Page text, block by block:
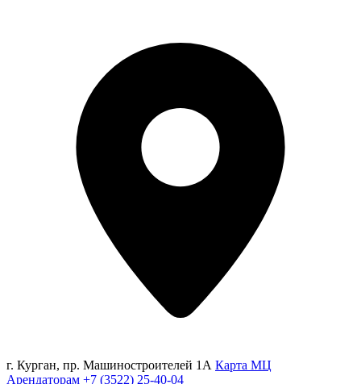
г. Курган, пр. Машиностроителей 1А Карта МЦ
Арендаторам +7 (3522) 25-40-04